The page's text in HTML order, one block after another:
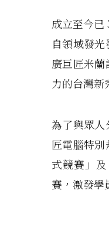
成立至今已
自領域發
廣巨匠米
力的台灣新
為了與眾人
匠電腦特
式競賽」
賽，激發學